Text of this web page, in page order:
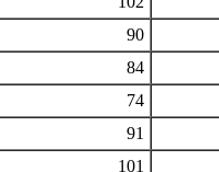
90
84
74
91
101